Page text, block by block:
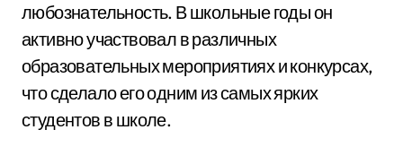
любознательность. В школьные годы он
активно участвовал в различных
образовательных мероприятиях и конкурсах,
что сделало его одним из самых ярких
студентов в школе.